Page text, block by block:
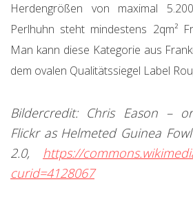
Herdengrößen von maximal
Perlhuhn steht mindestens 2qm²
Man kann diese Kategorie aus
dem ovalen Qualitätssiegel Label
Bildercredit: Chris Eason –
Flickr as Helmeted Guinea
2.0, https://
curid=4128067